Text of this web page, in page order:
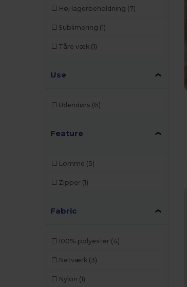
Velilla
Høj lagerbeholdning (7)
Sublimering (1)
Tåre væk (1)
Use
Udendørs (6)
Feature
Lomme (5)
Zipper (1)
Fabric
100% polyester (4)
Netværk (3)
Nylon (1)